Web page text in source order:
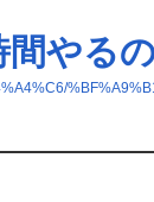
やる